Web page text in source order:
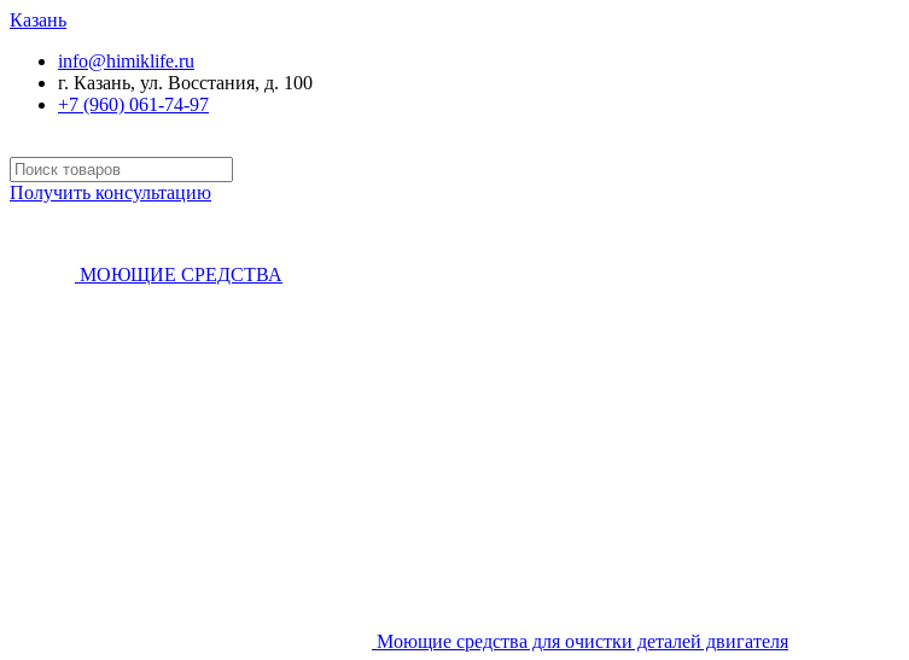
Казань
info@himiklife.ru
г. Казань, ул. Восстания, д. 100
+7 (960) 061-74-97
Получить консультацию
МОЮЩИЕ СРЕДСТВА
Моющие средства для очистки деталей двигателя